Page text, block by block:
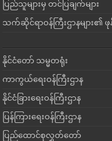
ပြည်သူများမှ တင်ပြချက်များ
သက်ဆိုင်ရာဝန်ကြီးဌာနများ၏ ဖုန်
နိုင်ငံတော် သမ္မတရုံး
ကာကွယ်ရေးဝန်ကြီးဌာန
နိုင်ငံခြားရေးဝန်ကြီးဌာန
ပြန်ကြားရေးဝန်ကြီးဌာန
ပြည်ထောင်စုလွှတ်တော်